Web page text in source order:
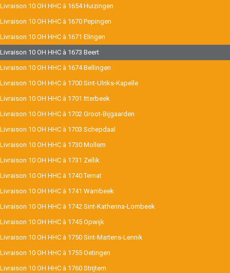
Livraison 10 OH HHC à 1654 Huizingen
Livraison 10 OH HHC à 1670 Pepingen
Livraison 10 OH HHC à 1671 Elingen
Livraison 10 OH HHC à 1673 Beert
Livraison 10 OH HHC à 1674 Bellingen
Livraison 10 OH HHC à 1700 Sint-Ulriks-Kapelle
Livraison 10 OH HHC à 1701 Itterbeek
Livraison 10 OH HHC à 1702 Groot-Bijgaarden
Livraison 10 OH HHC à 1703 Schepdaal
Livraison 10 OH HHC à 1730 Mollem
Livraison 10 OH HHC à 1731 Zellik
Livraison 10 OH HHC à 1740 Ternat
Livraison 10 OH HHC à 1741 Wambeek
Livraison 10 OH HHC à 1742 Sint-Katherina-Lombeek
Livraison 10 OH HHC à 1745 Opwijk
Livraison 10 OH HHC à 1750 Sint-Martens-Lennik
Livraison 10 OH HHC à 1755 Oetingen
Livraison 10 OH HHC à 1760 Strijtem